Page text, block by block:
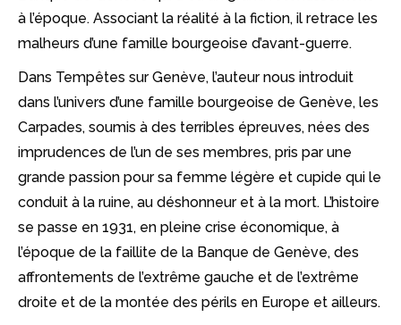
à l’époque. Associant la réalité à la fiction, il retrace les
malheurs d’une famille bourgeoise d’avant-guerre.
Dans Tempêtes sur Genève, l’auteur nous introduit
dans l’univers d’une famille bourgeoise de Genève, les
Carpades, soumis à des terribles épreuves, nées des
imprudences de l’un de ses membres, pris par une
grande passion pour sa femme légère et cupide qui le
conduit à la ruine, au déshonneur et à la mort. L’histoire
se passe en 1931, en pleine crise économique, à
l’époque de la faillite de la Banque de Genève, des
affrontements de l’extrême gauche et de l’extrême
droite et de la montée des périls en Europe et ailleurs.